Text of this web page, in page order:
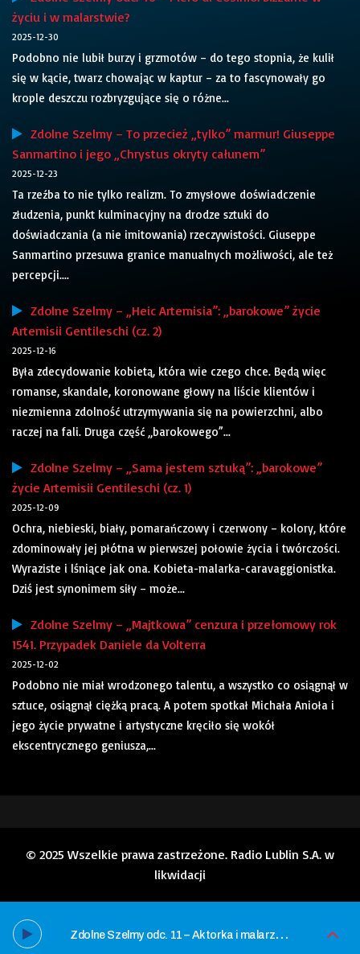
życiu i w malarstwie?
2025-12-30
Podobno nie lubił burzy i grzmotów – do tego stopnia, że kulił
się w kącie, twarz chowając w kaptur – za to fascynowały go
krople deszczu rozbryzgujące się o różne...
Zdolne Szelmy – To przecież „tylko” marmur! Giuseppe
Sanmartino i jego „Chrystus okryty całunem”
2025-12-23
Ta rzeźba to nie tylko realizm. To zmysłowe doświadczenie
złudzenia, punkt kulminacyjny na drodze sztuki do
doświadczania (a nie imitowania) rzeczywistości. Giuseppe
Sanmartino przesuwa granice manualnych możliwości, ale też
percepcji....
Zdolne Szelmy – „Heic Artemisia”: „barokowe” życie
Artemisii Gentileschi (cz. 2)
2025-12-16
Była zdecydowanie kobietą, która wie czego chce. Będą więc
romanse, skandale, koronowane głowy na liście klientów i
niezmienna zdolność utrzymywania się na powierzchni, albo
raczej na fali. Druga część „barokowego”...
Zdolne Szelmy – „Sama jestem sztuką”: „barokowe”
życie Artemisii Gentileschi (cz. 1)
2025-12-09
Ochra, niebieski, biały, pomarańczowy i czerwony – kolory, które
zdominowały jej płótna w pierwszej połowie życia i twórczości.
Wyraziste i lśniące jak ona. Kobieta-malarka-caravaggionistka.
Dziś jest synonimem siły – może...
Zdolne Szelmy – „Majtkowa” cenzura i przełomowy rok
1541. Przypadek Daniele da Volterra
2025-12-02
Podobno nie miał wrodzonego talentu, a wszystko co osiągnął w
sztuce, osiągnął ciężką pracą. A potem spotkał Michała Anioła i
jego życie prywatne i artystyczne kręciło się wokół
ekscentrycznego geniusza,...
© 2025 Wszelkie prawa zastrzeżone. Radio Lublin S.A. w
likwidacji
Z
dolne Szelmy odc. 11 – Aktorka i malarz – „Portret Sarah Siddons” Thomasa Gainsborougha